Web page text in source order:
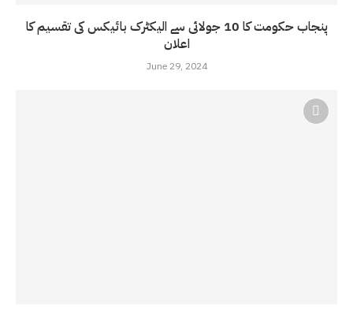
پنجاب حکومت کا 10 جولائی سے الیکٹرک بائیکس کی تقسیم کا
اعلان
June 29, 2024